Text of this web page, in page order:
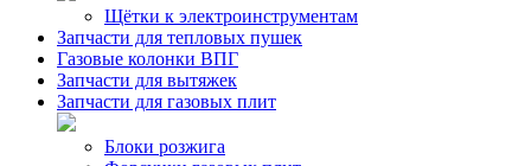
Щётки к электроинструментам
Запчасти для тепловых пушек
Газовые колонки ВПГ
Запчасти для вытяжек
Запчасти для газовых плит
Блоки розжига